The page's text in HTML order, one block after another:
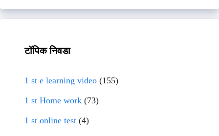
टॉपिक निवडा
1 st e learning video (155)
1 st Home work (73)
1 st online test (4)